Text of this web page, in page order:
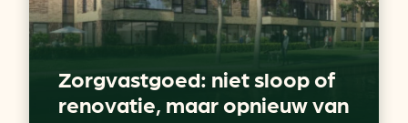
Zorgvastgoed: niet sloop of
renovatie, maar opnieuw van